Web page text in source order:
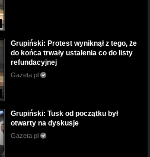
Grupiński: Protest wyniknął z tego, że
do końca trwały ustalenia co do listy
refundacyjnej
Gazeta.pl
Grupiński: Tusk od początku był
otwarty na dyskusje
Gazeta.pl